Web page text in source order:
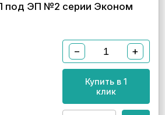
под ЭП №2 серии Эконом
− +
Купить в 1
клик